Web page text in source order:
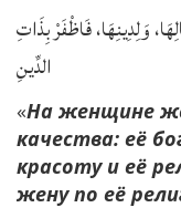
وَلِدِينِهَا، فَاظْفَرْ بِذَاتِ
الدِّينِ
«На женщине
качества: её
красоту и её
жену по её